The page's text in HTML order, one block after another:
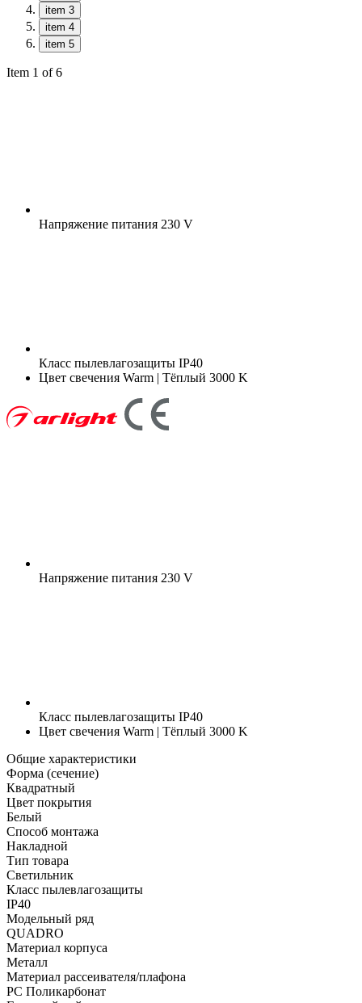
item 3
item 4
item 5
Item 1 of 6
Напряжение питания 230 V
Класс пылевлагозащиты IP40
Цвет свечения Warm | Тёплый 3000 K
Напряжение питания 230 V
Класс пылевлагозащиты IP40
Цвет свечения Warm | Тёплый 3000 K
Общие характеристики
Форма (сечение)
Квадратный
Цвет покрытия
Белый
Способ монтажа
Накладной
Тип товара
Светильник
Класс пылевлагозащиты
IP40
Модельный ряд
QUADRO
Материал корпуса
Металл
Материал рассеивателя/плафона
PC Поликарбонат